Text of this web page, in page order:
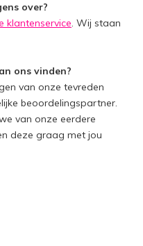
over?
klantenservice. Wij staan
ons vinden?
van onze tevreden
beoordelingspartner.
van onze eerdere
deze graag met jou